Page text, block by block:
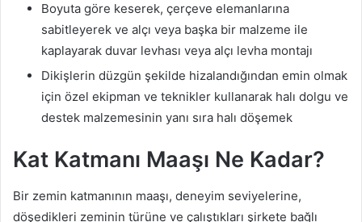
Boyuta göre keserek, çerçeve elemanlarına
sabitleyerek ve alçı veya başka bir malzeme ile
kaplayarak duvar levhası veya alçı levha montajı
Dikişlerin düzgün şekilde hizalandığından emin olmak
için özel ekipman ve teknikler kullanarak halı dolgu ve
destek malzemesinin yanı sıra halı döşemek
Kat Katmanı Maaşı Ne Kadar?
Bir zemin katmanının maaşı, deneyim seviyelerine,
döşedikleri zeminin türüne ve çalıştıkları şirkete bağlı